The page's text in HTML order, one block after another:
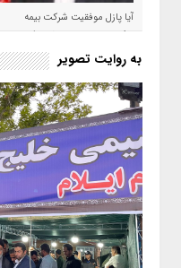
آیا پازل موفقیت شرکت بیمه
حکمت صبا در سال ۱۴۰۵ کامل می
شود؟!
به روایت تصویر